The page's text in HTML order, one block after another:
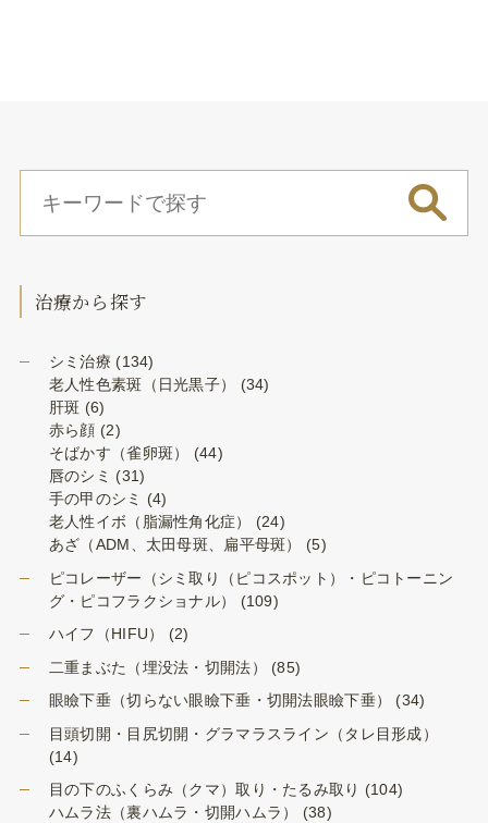
治療から探す
シミ治療 (134)
老人性色素斑（日光黒子）
(34)
肝斑 (6)
赤ら顔 (2)
そばかす（雀卵斑）
(44)
唇のシミ (31)
手の甲のシミ
(4)
老人性イボ（脂漏性角化症）
(24)
あざ（ADM、太田母斑、扁平母斑）
(5)
ピコレーザー（シミ取り（ピコスポット）・ピコトーニン
グ・ピコフラクショナル）
(109)
ハイフ（HIFU）
(2)
二重まぶた（埋没法・切開法）
(85)
眼瞼下垂（切らない眼瞼下垂・切開法眼瞼下垂）
(34)
目頭切開・目尻切開・グラマラスライン（タレ目形成）
(14)
目の下のふくらみ（クマ）取り・たるみ取り (104)
ハムラ法（裏ハムラ・切開ハムラ）
(38)